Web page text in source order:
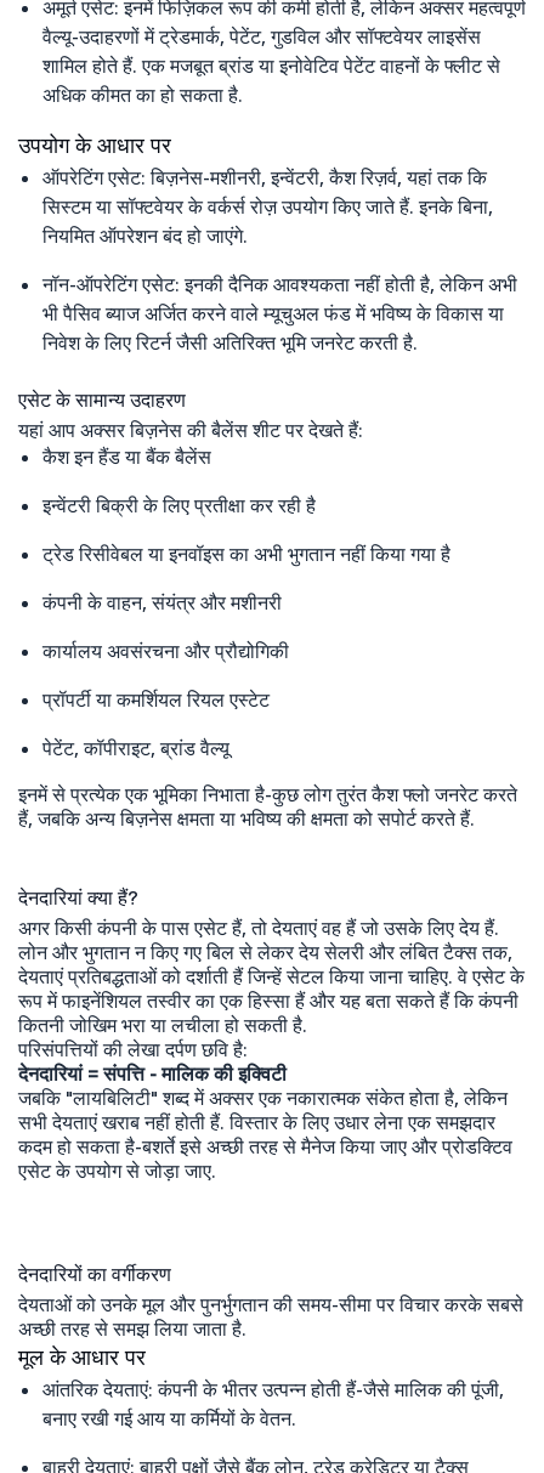
अमूर्त एसेट: इनमें फिज़िकल रूप की कमी होती है, लेकिन अक्सर महत्वपूर्ण
वैल्यू-उदाहरणों में ट्रेडमार्क, पेटेंट, गुडविल और सॉफ्टवेयर लाइसेंस
शामिल होते हैं. एक मजबूत ब्रांड या इनोवेटिव पेटेंट वाहनों के फ्लीट से
अधिक कीमत का हो सकता है.
उपयोग के आधार पर
ऑपरेटिंग एसेट: बिज़नेस-मशीनरी, इन्वेंटरी, कैश रिज़र्व, यहां तक कि
सिस्टम या सॉफ्टवेयर के वर्कर्स रोज़ उपयोग किए जाते हैं. इनके बिना,
नियमित ऑपरेशन बंद हो जाएंगे.
नॉन-ऑपरेटिंग एसेट: इनकी दैनिक आवश्यकता नहीं होती है, लेकिन अभी
भी पैसिव ब्याज अर्जित करने वाले म्यूचुअल फंड में भविष्य के विकास या
निवेश के लिए रिटर्न जैसी अतिरिक्त भूमि जनरेट करती है.
एसेट के सामान्य उदाहरण
यहां आप अक्सर बिज़नेस की बैलेंस शीट पर देखते हैं:
कैश इन हैंड या बैंक बैलेंस
इन्वेंटरी बिक्री के लिए प्रतीक्षा कर रही है
ट्रेड रिसीवेबल या इनवॉइस का अभी भुगतान नहीं किया गया है
कंपनी के वाहन, संयंत्र और मशीनरी
कार्यालय अवसंरचना और प्रौद्योगिकी
प्रॉपर्टी या कमर्शियल रियल एस्टेट
पेटेंट, कॉपीराइट, ब्रांड वैल्यू
इनमें से प्रत्येक एक भूमिका निभाता है-कुछ लोग तुरंत कैश फ्लो जनरेट करते
हैं, जबकि अन्य बिज़नेस क्षमता या भविष्य की क्षमता को सपोर्ट करते हैं.
देनदारियां क्या हैं?
अगर किसी कंपनी के पास एसेट हैं, तो देयताएं वह हैं जो उसके लिए देय हैं.
लोन और भुगतान न किए गए बिल से लेकर देय सेलरी और लंबित टैक्स तक,
देयताएं प्रतिबद्धताओं को दर्शाती हैं जिन्हें सेटल किया जाना चाहिए. वे एसेट के
रूप में फाइनेंशियल तस्वीर का एक हिस्सा हैं और यह बता सकते हैं कि कंपनी
कितनी जोखिम भरा या लचीला हो सकती है.
परिसंपत्तियों की लेखा दर्पण छवि है:
देनदारियां = संपत्ति - मालिक की इक्विटी
जबकि "लायबिलिटी" शब्द में अक्सर एक नकारात्मक संकेत होता है, लेकिन
सभी देयताएं खराब नहीं होती हैं. विस्तार के लिए उधार लेना एक समझदार
कदम हो सकता है-बशर्ते इसे अच्छी तरह से मैनेज किया जाए और प्रोडक्टिव
एसेट के उपयोग से जोड़ा जाए.
देनदारियों का वर्गीकरण
देयताओं को उनके मूल और पुनर्भुगतान की समय-सीमा पर विचार करके सबसे
अच्छी तरह से समझ लिया जाता है.
मूल के आधार पर
आंतरिक देयताएं: कंपनी के भीतर उत्पन्न होती हैं-जैसे मालिक की पूंजी,
बनाए रखी गई आय या कर्मियों के वेतन.
बाहरी देयताएं: बाहरी पक्षों जैसे बैंक लोन, ट्रेड क्रेडिटर या टैक्स